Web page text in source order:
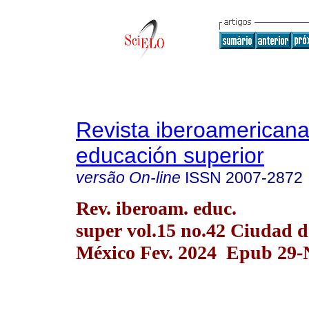
Revista
educación superior
versão On-line ISSN 2007-2872
Rev. iberoam. educ.
super vol.15 no.42 Ciudad
México Fev. 2024 Epub 29-